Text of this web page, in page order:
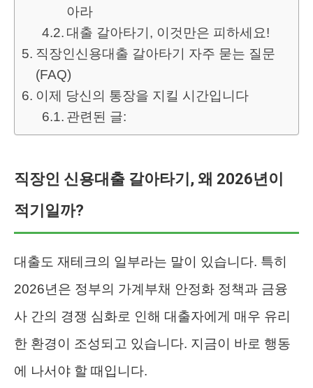
아라
대출 갈아타기, 이것만은 피하세요!
직장인신용대출 갈아타기 자주 묻는 질문
(FAQ)
이제 당신의 통장을 지킬 시간입니다
관련된 글:
직장인 신용대출 갈아타기, 왜 2026년이
적기일까?
대출도 재테크의 일부라는 말이 있습니다. 특히
2026년은 정부의 가계부채 안정화 정책과 금융
사 간의 경쟁 심화로 인해 대출자에게 매우 유리
한 환경이 조성되고 있습니다. 지금이 바로 행동
에 나서야 할 때입니다.